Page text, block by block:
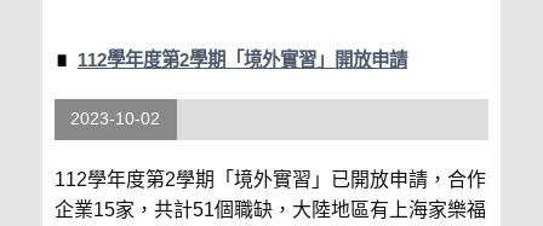
112學年度第2學期「境外實習」開放申請
2023-10-02
112學年度第2學期「境外實習」已開放申請，合作
企業15家，共計51個職缺，大陸地區有上海家樂福